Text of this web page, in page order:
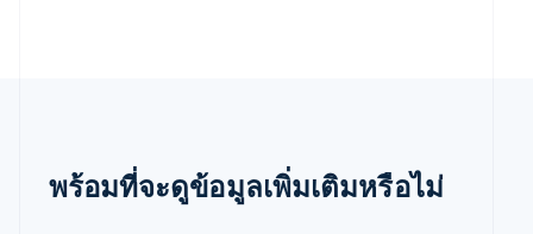
พร้อมที่จะดูข้อมูลเพิ่มเติมหรือไม่
ลิทัวเนีย
English